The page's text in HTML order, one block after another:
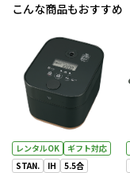
こんな商品もおすすめ
レンタルOK
ギフト対応
STAN.
IH 5.5合